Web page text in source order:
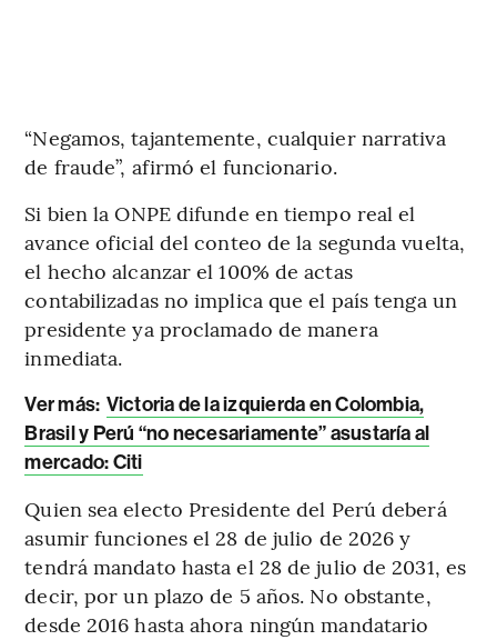
“Negamos, tajantemente, cualquier narrativa
de fraude”, afirmó el funcionario.
Si bien la ONPE difunde en tiempo real el
avance oficial del conteo de la segunda vuelta,
el hecho alcanzar el 100% de actas
contabilizadas no implica que el país tenga un
presidente ya proclamado de manera
inmediata.
Ver más: Victoria de la izquierda en Colombia,
Brasil y Perú “no necesariamente” asustaría al
mercado: Citi
Quien sea electo Presidente del Perú deberá
asumir funciones el 28 de julio de 2026 y
tendrá mandato hasta el 28 de julio de 2031, es
decir, por un plazo de 5 años. No obstante,
desde 2016 hasta ahora ningún mandatario